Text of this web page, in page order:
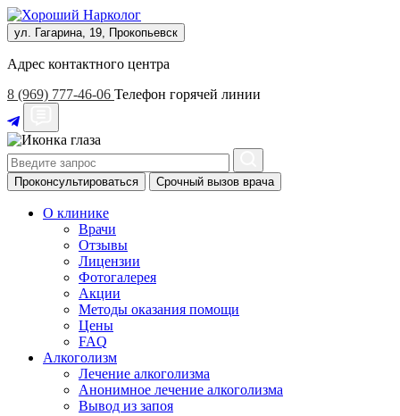
ул. Гагарина, 19, Прокопьевск
Адрес контактного центра
8 (969) 777-46-06 Телефон горячей линии
Проконсультироваться Срочный вызов врача
О клинике
Врачи
Отзывы
Лицензии
Фотогалерея
Акции
Методы оказания помощи
Цены
FAQ
Алкоголизм
Лечение алкоголизма
Анонимное лечение алкоголизма
Вывод из запоя